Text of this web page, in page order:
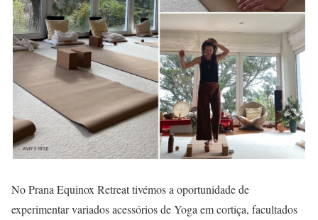
No Prana Equinox Retreat tivémos a oportunidade de
experimentar variados acessórios de Yoga em cortiça, facultados